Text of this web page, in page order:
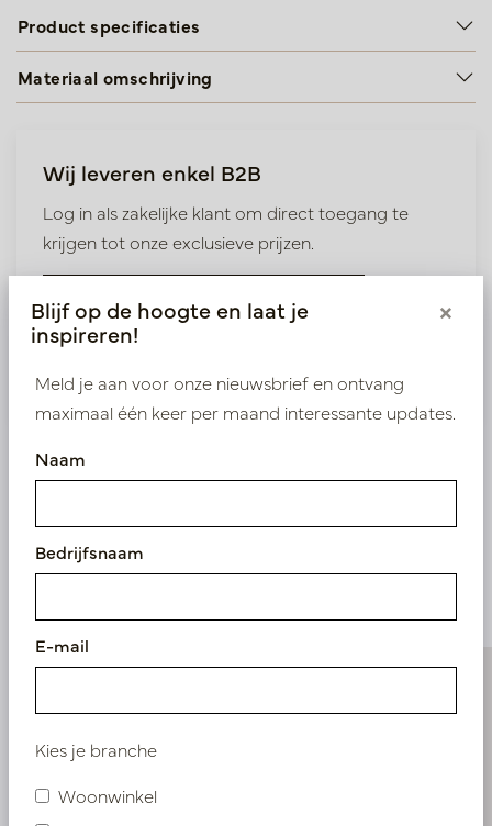
Product specificaties
Materiaal omschrijving
Wij leveren enkel B2B
Log in als zakelijke klant om direct toegang te
krijgen tot onze exclusieve prijzen.
Bestaande klant? Log hier in
Vergelijkbare
Blijf op de hoogte en laat je
inspireren!
×
Meld je aan voor onze nieuwsbrief en ontvang
maximaal één keer per maand interessante updates.
Naam
Bedrijfsnaam
E-mail
Kies je branche
Woonwinkel